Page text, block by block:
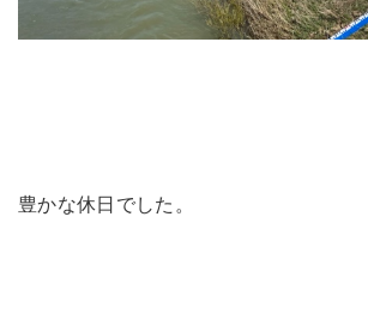
豊かな休日でした。